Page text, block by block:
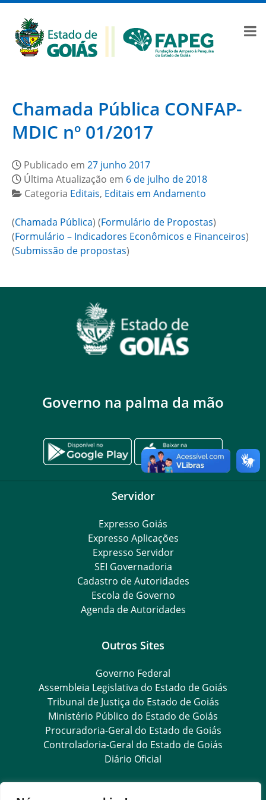
Chamada Pública CONFAP-
MDIC nº 01/2017
Publicado em 27 junho 2017
Última Atualização em 6 de julho de 2018
Categoria Editais, Editais em Andamento
(Chamada Pública) (Formulário de Propostas)
(Formulário – Indicadores Econômicos e Financeiros)
(Submissão de propostas)
Governo na palma da mão
Servidor
Expresso Goiás
Expresso Aplicações
Expresso Servidor
SEI Governadoria
Cadastro de Autoridades
Escola de Governo
Agenda de Autoridades
Outros Sites
Governo Federal
Assembleia Legislativa do Estado de Goiás
Tribunal de Justiça do Estado de Goiás
Ministério Público do Estado de Goiás
Procuradoria-Geral do Estado de Goiás
Controladoria-Geral do Estado de Goiás
Diário Oficial
Transparência e Ouvidoria